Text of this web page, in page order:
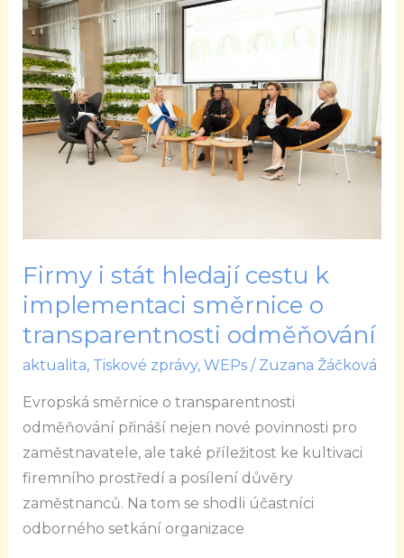
Firmy i stát hledají cestu k
implementaci směrnice o
transparentnosti odměňování
aktualita, Tiskové zprávy, WEPs/ Zuzana Žáčková
Evropská směrnice o transparentnosti
odměňování přináší nejen nové povinnosti pro
zaměstnavatele, ale také příležitost ke kultivaci
firemního prostředí a posílení důvěry
zaměstnanců. Na tom se shodli účastníci
odborného setkání organizace
Firmy
stát
hledají
cestu
k
implementaci
transparentnosti
odměňování